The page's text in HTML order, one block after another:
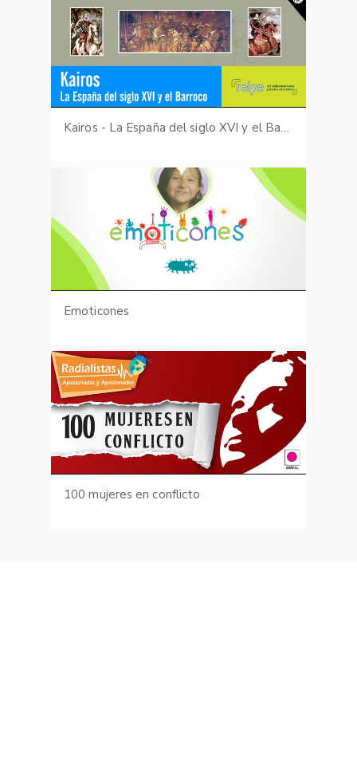
Kairos - La España del siglo XVI y el Barroco
Emoticones
100 mujeres en conflicto